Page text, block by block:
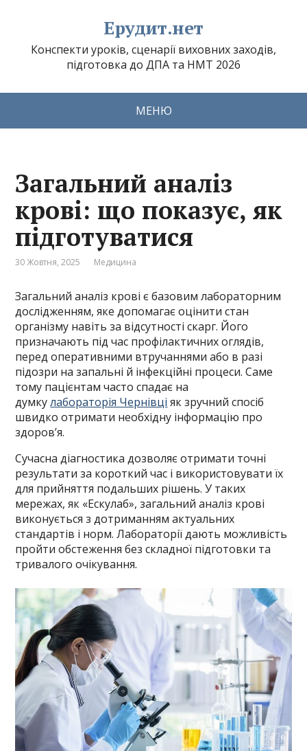
Ерудит.нет
Конспекти уроків, сценарії виховних заходів,
підготовка до ДПА та НМТ 2026
МЕНЮ
Загальний аналіз
крові: що показує, як
підготуватися
30 Жовтня, 2025 Медицина
Загальний аналіз крові є базовим лабораторним
дослідженням, яке допомагає оцінити стан
організму навіть за відсутності скарг. Його
призначають під час профілактичних оглядів,
перед оперативними втручаннями або в разі
підозри на запальні й інфекційні процеси. Саме
тому пацієнтам часто спадає на
думкулабораторія Чернівці як зручний спосіб
швидко отримати необхідну інформацію про
здоров’я.
Сучасна діагностика дозволяє отримати точні
результати за короткий час і використовувати їх
для прийняття подальших рішень. У таких
мережах, як «Ескулаб», загальний аналіз крові
виконується з дотриманням актуальних
стандартів і норм. Лабораторії дають можливість
пройти обстеження без складної підготовки та
тривалого очікування.